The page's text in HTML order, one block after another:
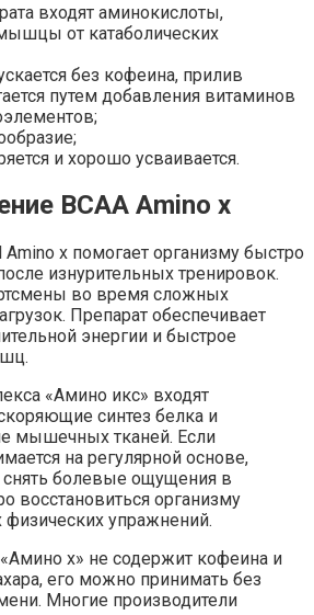
входят аминокислоты,
от катаболических
без кофеина, прилив
путем добавления витаминов
и хорошо усваивается.
BCAA Amino x
Amino x помогает организму быстро
изнурительных тренировок.
во время сложных
Препарат обеспечивает
энергии и быстрое
«Амино икс» входят
синтез белка и
мышечных тканей. Если
на регулярной основе,
снять болевые ощущения в
восстановиться организму
упражнений.
«Амино х» не содержит кофеина и
его можно принимать без
Многие производители